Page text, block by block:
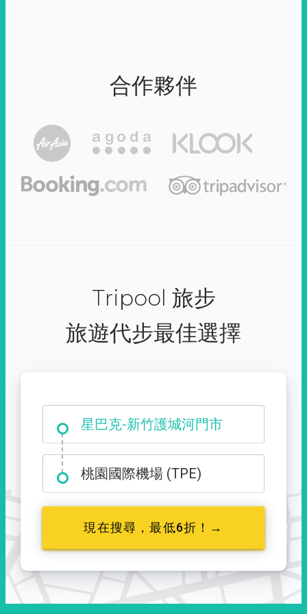
合作夥伴
Tripool 旅步
旅遊代步最佳選擇
星巴克-新竹護城河門市
大霸尖山登山口
桃園國際機場 (TPE)
現在搜尋，最低6折！→